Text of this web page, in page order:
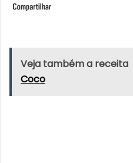
Veja também a receita
Coco